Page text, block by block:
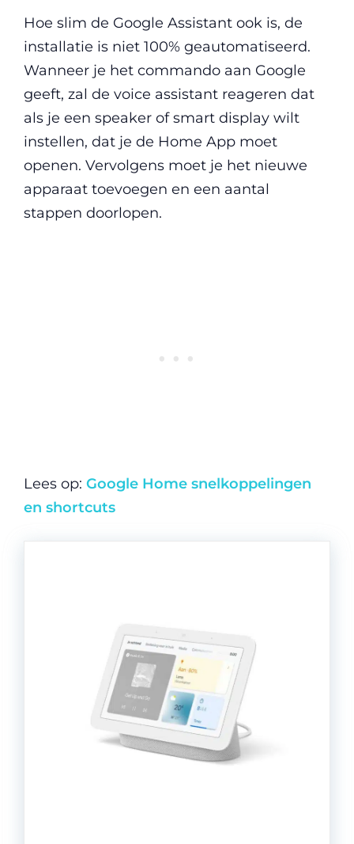
Hoe slim de Google Assistant ook is, de
installatie is niet 100% geautomatiseerd.
Wanneer je het commando aan Google
geeft, zal de voice assistant reageren dat
als je een speaker of smart display wilt
instellen, dat je de Home App moet
openen. Vervolgens moet je het nieuwe
apparaat toevoegen en een aantal
stappen doorlopen.
Lees op: Google Home snelkoppelingen
en shortcuts